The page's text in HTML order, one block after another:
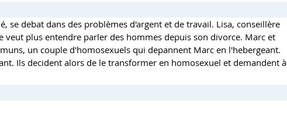
se debat dans des problèmes d'argent et de travail. Lisa, conseillère
veut plus entendre parler des hommes depuis son divorce. Marc et
un couple d'homosexuels qui depannent Marc en l'hebergeant.
Ils decident alors de le transformer en homosexuel et demandent à